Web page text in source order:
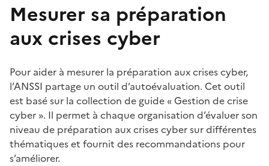
Mesurer sa préparation
aux crises cyber
Pour aider à mesurer la préparation aux crises cyber,
l’ANSSI partage un outil d’autoévaluation. Cet outil
est basé sur la collection de guide « Gestion de crise
cyber ». Il permet à chaque organisation d’évaluer son
niveau de préparation aux crises cyber sur différentes
thématiques et fournit des recommandations pour
s’améliorer.